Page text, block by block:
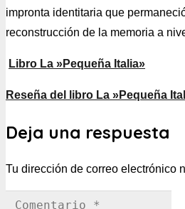
impronta identitaria que
reconstrucción de la memoria a
Libro La »Pequeña Italia»
Reseña del libro La »Pequeña
Deja una respuesta
Tu dirección de correo electrónico